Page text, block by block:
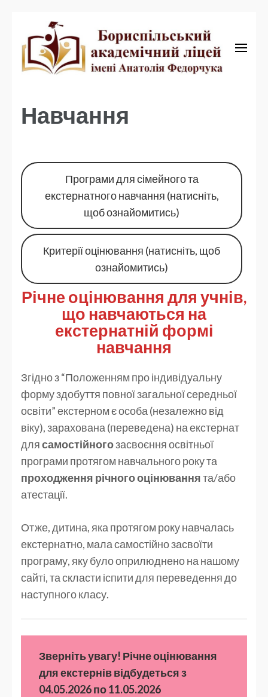
академічний ліцей
Навчання
Програми для сімейного та
екстернатного навчання (натисніть,
щоб ознайомитись)
Критерії оцінювання (натисніть, щоб
ознайомитись)
Річне оцінювання для учнів,
що навчаються на
екстернатній формі
навчання
Згідно з “Положенням про індивідуальну
форму здобуття повної загальної середньої
освіти” екстерном є особа (незалежно від
віку), зарахована (переведена) на екстернат
длясамостійногозасвоєння освітньої
програми протягом навчального року та
проходження річного оцінюваннята/або
атестації.
Отже, дитина, яка протягом року навчалась
екстернатно, мала самостійно засвоїти
програму, яку було оприлюднено на нашому
сайті, та скласти іспити для переведення до
наступного класу.
Зверніть увагу! Річне оцінювання
для екстернів відбудеться з
04.05.2026 по 11.05.2026